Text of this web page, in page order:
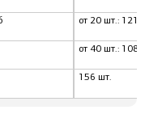
от 20 шт.:
от 40 шт.: 108
156 шт.